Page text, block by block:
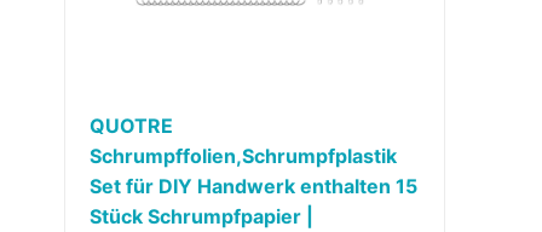
QUOTRE
Schrumpffolien,Schrumpfplastik
Set für DIY Handwerk enthalten 15
Stück Schrumpfpapier |